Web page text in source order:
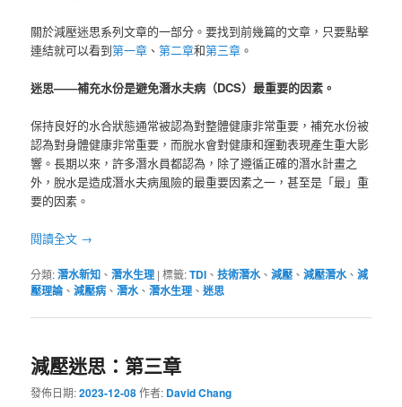
關於減壓迷思系列文章的一部分。要找到前幾篇的文章，只要點擊
連結就可以看到第一章 、第二章和第三章 。
迷思——補充水份是避免潛水夫病（DCS）最重要的因素。
保持良好的水合狀態通常被認為對整體健康非常重要，補充水份被
認為對身體健康非常重要，而脫水會對健康和運動表現產生重大影
響。長期以來，許多潛水員都認為，除了遵循正確的潛水計畫之
外，脫水是造成潛水夫病風險的最重要因素之一，甚至是「最」重
要的因素。
閱讀全文 →
分類:潛水新知 、潛水生理 |標籤:TDI 、技術潛水、減壓 、減壓潛水、減
壓理論 、減壓病 、潛水、潛水生理 、迷思
減壓迷思：第三章
發佈日期:2023-12-08作者: David Chang